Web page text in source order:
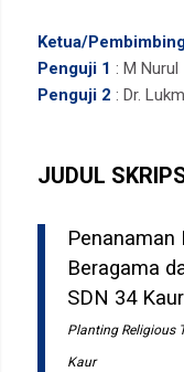
Ketua/
Penguji 1 : M Nurul
Penguji 2 : Dr.
JUDUL
Penanaman
Beragama
SDN 34 Kaur
Planting Religious
Kaur